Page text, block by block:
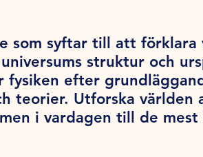
som syftar till att förklara
struktur och
fysiken efter
teorier. Utforska världen
i vardagen till de mest